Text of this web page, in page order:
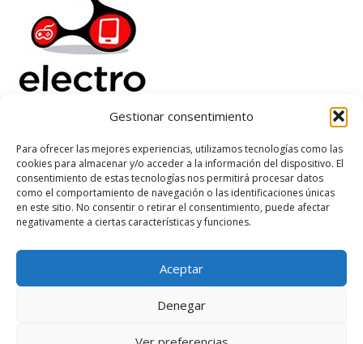
Gestionar consentimiento
Para ofrecer las mejores experiencias, utilizamos tecnologías como las
cookies para almacenar y/o acceder a la información del dispositivo. El
consentimiento de estas tecnologías nos permitirá procesar datos
como el comportamiento de navegación o las identificaciones únicas
en este sitio. No consentir o retirar el consentimiento, puede afectar
negativamente a ciertas características y funciones.
Aceptar
Denegar
Electrorenover
Ayuda
Legal
Suscribete